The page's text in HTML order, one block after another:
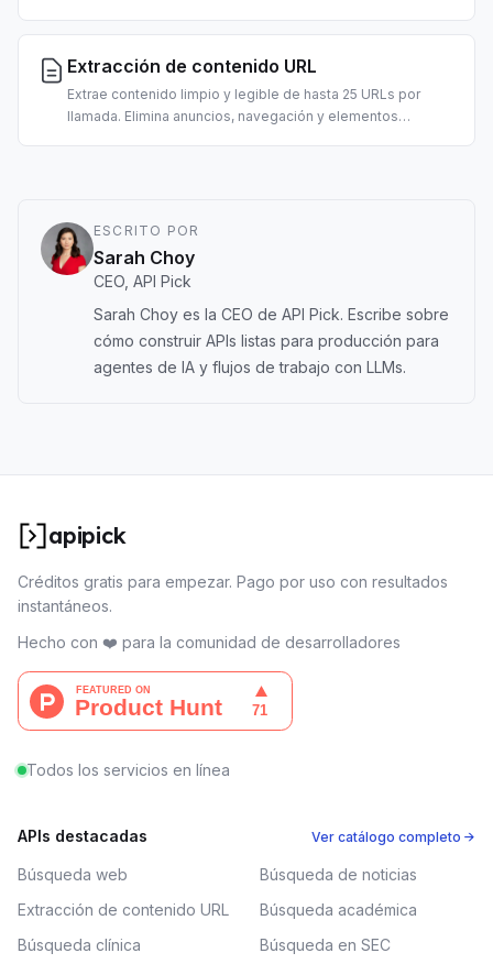
Admite filtros por país y fecha.
Extracción de contenido URL
Extrae contenido limpio y legible de hasta 25 URLs por
llamada. Elimina anuncios, navegación y elementos
ESCRITO POR
Sarah Choy
CEO, API Pick
Sarah Choy es la CEO de API Pick. Escribe sobre
cómo construir APIs listas para producción para
agentes de IA y flujos de trabajo con LLMs.
apipick
Créditos gratis para empezar. Pago por uso con resultados
instantáneos.
Hecho con ❤️ para la comunidad de desarrolladores
Todos los servicios en línea
APIs destacadas Ver catálogo completo →
Búsqueda web
Búsqueda de noticias
Extracción de contenido URL
Búsqueda académica
Búsqueda clínica
Búsqueda en SEC